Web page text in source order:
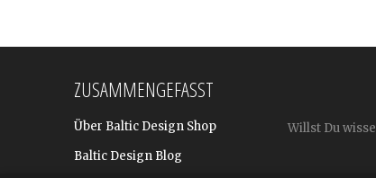
ZUSAMMENGEFASST
Über Baltic Design Shop
Baltic Design Blog
Willst Du